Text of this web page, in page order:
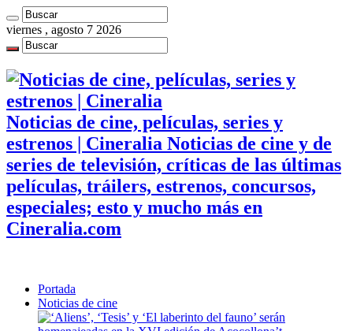
viernes , agosto 7 2026
Noticias de cine, películas, series y
estrenos | Cineralia Noticias de cine y de
series de televisión, críticas de las últimas
películas, tráilers, estrenos, concursos,
especiales; esto y mucho más en
Cineralia.com
Portada
Noticias de cine